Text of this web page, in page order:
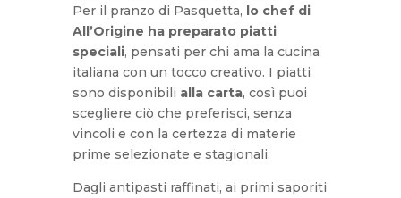
Per il pranzo di Pasquetta, lo chef di
All’Origine ha preparato piatti
speciali, pensati per chi ama la cucina
italiana con un tocco creativo. I piatti
sono disponibili alla carta, così puoi
scegliere ciò che preferisci, senza
vincoli e con la certezza di materie
prime selezionate e stagionali.
Dagli antipasti raffinati, ai primi saporiti